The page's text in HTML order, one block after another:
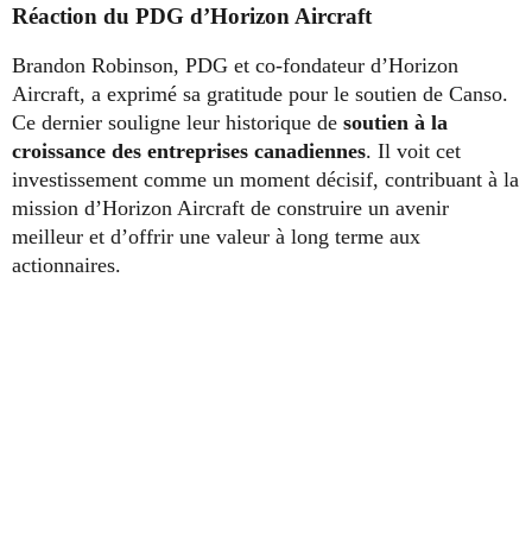
Réaction du PDG d’Horizon Aircraft
Brandon Robinson, PDG et co-fondateur d’Horizon
Aircraft, a exprimé sa gratitude pour le soutien de Canso.
Ce dernier souligne leur historique de soutien à la
croissance des entreprises canadiennes. Il voit cet
investissement comme un moment décisif, contribuant à la
mission d’Horizon Aircraft de construire un avenir
meilleur et d’offrir une valeur à long terme aux
actionnaires.